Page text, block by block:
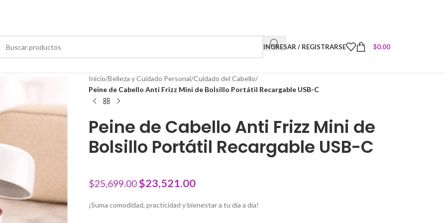
INGRESAR / REGISTRARSE $0.00
Inicio/Belleza y Cuidado Personal/Cuidado del Cabello/
Peine de Cabello Anti Frizz Mini de Bolsillo Portátil Recargable USB-C
Peine de Cabello Anti Frizz Mini de
Bolsillo Portátil Recargable USB-C
$25,699.00$23,521.00
¡Suma comodidad, practicidad y bienestar a tu día a día!